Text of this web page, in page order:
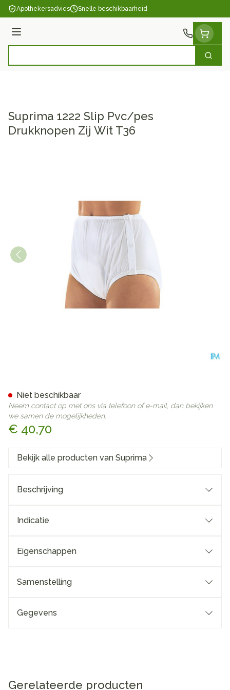
Ga naar de inhoud
Apothekersadvies Snelle beschikbaarheid
Menu
Zoek
Suprima 1222 Slip Pvc/pes
Drukknopen Zij Wit T36
€ 40,70
Niet beschikbaar
Neem contact op met ons via telefoon of e-mail, dan bekijken
we samen de mogelijkheden.
Bekijk alle producten van Suprima
Beschrijving
Indicatie
Eigenschappen
Samenstelling
Gegevens
Gerelateerde producten